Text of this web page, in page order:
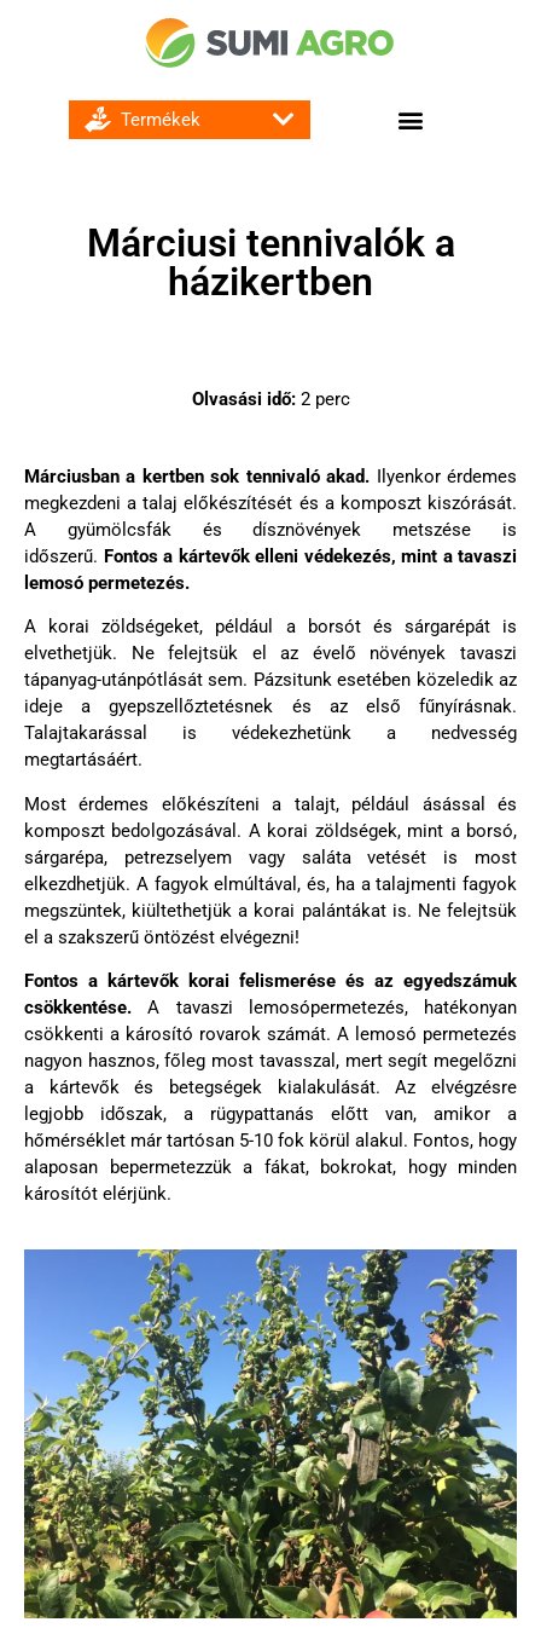
Márciusi tennivalók a
házikertben
Olvasási idő: 2 perc
Márciusban a kertben sok tennivaló akad. Ilyenkor érdemes
megkezdeni a talaj előkészítését és a komposzt kiszórását.
A gyümölcsfák és dísznövények metszése is
időszerű. Fontos a kártevők elleni védekezés, mint a tavaszi
lemosó permetezés.
A korai zöldségeket, például a borsót és sárgarépát is
elvethetjük. Ne felejtsük el az évelő növények tavaszi
tápanyag-utánpótlását sem. Pázsitunk esetében közeledik az
ideje a gyepszellőztetésnek és az első fűnyírásnak.
Talajtakarással is védekezhetünk a nedvesség
megtartásáért.
Most érdemes előkészíteni a talajt, például ásással és
komposzt bedolgozásával. A korai zöldségek, mint a borsó,
sárgarépa, petrezselyem vagy saláta vetését is most
elkezdhetjük. A fagyok elmúltával, és, ha a talajmenti fagyok
megszüntek, kiültethetjük a korai palántákat is. Ne felejtsük
el a szakszerű öntözést elvégezni!
Fontos a kártevők korai felismerése és az egyedszámuk
csökkentése. A tavaszi lemosópermetezés, hatékonyan
csökkenti a károsító rovarok számát. A lemosó permetezés
nagyon hasznos, főleg most tavasszal, mert segít megelőzni
a kártevők és betegségek kialakulását. Az elvégzésre
legjobb időszak, a rügypattanás előtt van, amikor a
hőmérséklet már tartósan 5-10 fok körül alakul. Fontos, hogy
alaposan bepermetezzük a fákat, bokrokat, hogy minden
károsítót elérjünk.